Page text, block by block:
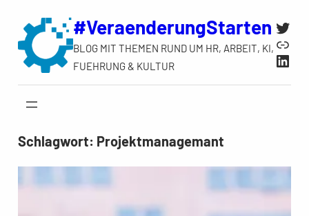
Inhalt
springen
#VeraenderungStarten
BLOG MIT THEMEN RUND UM HR, ARBEIT, KI,
FUEHRUNG & KULTUR
Link
Schlagwort: Projektmanagemant